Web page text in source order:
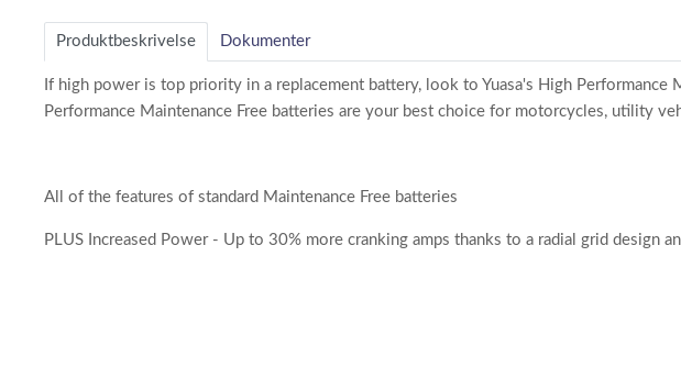
Produktbeskrivelse Dokumenter
If high power is top priority in a replacement battery, look to Yuasa's High Performance
Performance Maintenance Free batteries are your best choice for motorcycles, utility
All of the features of standard Maintenance Free batteries
PLUS Increased Power - Up to 30% more cranking amps thanks to a radial grid design